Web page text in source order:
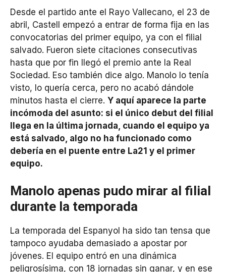
Desde el partido ante el Rayo Vallecano, el 23 de
abril, Castell empezó a entrar de forma fija en las
convocatorias del primer equipo, ya con el filial
salvado. Fueron siete citaciones consecutivas
hasta que por fin llegó el premio ante la Real
Sociedad. Eso también dice algo. Manolo lo tenía
visto, lo quería cerca, pero no acabó dándole
minutos hasta el cierre. Y aquí aparece la parte
incómoda del asunto: si el único debut del filial
llega en la última jornada, cuando el equipo ya
está salvado, algo no ha funcionado como
debería en el puente entre La21 y el primer
equipo.
Manolo apenas pudo mirar al filial
durante la temporada
La temporada del Espanyol ha sido tan tensa que
tampoco ayudaba demasiado a apostar por
jóvenes. El equipo entró en una dinámica
peligrosísima, con 18 jornadas sin ganar, y en ese